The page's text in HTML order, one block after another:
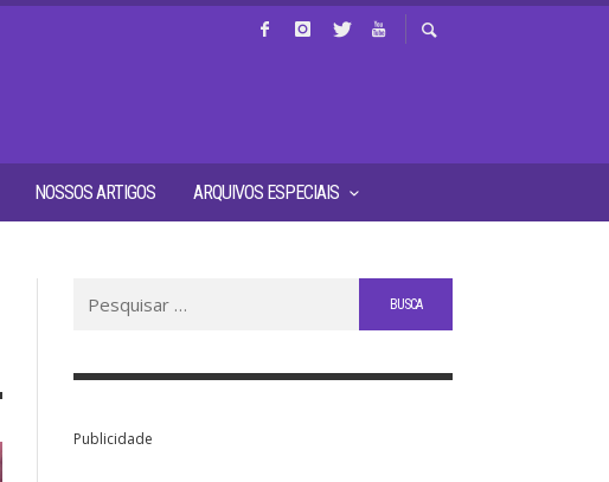
NOSSOS ARTIGOS ARQUIVOS ESPECIAIS
Publicidade